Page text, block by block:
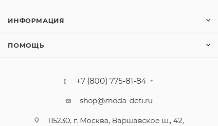
ИНФОРМАЦИЯ
ПОМОЩЬ
+7 (800) 775-81-84
shop@moda-deti.ru
115230, г. Москва, Варшавское ш., 42,